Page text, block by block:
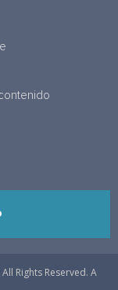
Rights Reserved. A